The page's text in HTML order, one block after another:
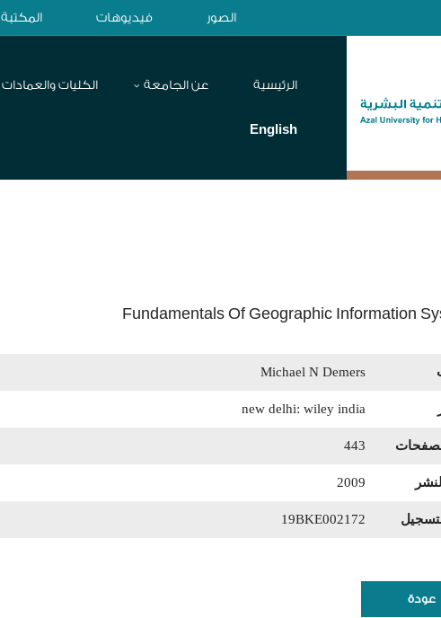
الصور فيديوهات المكتبة
الرئيسية عن الجامعة الكليات والعمادات
English
Fundamentals Of Geographic Information
Michael N Demers
new delhi: wiley india
443
2009
19BKE002172
عودة